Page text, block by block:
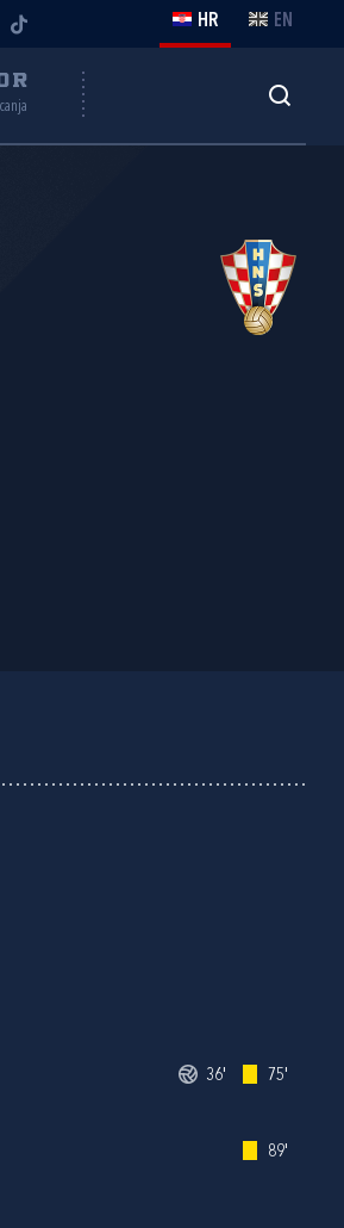
HR EN
36' 75'
89'